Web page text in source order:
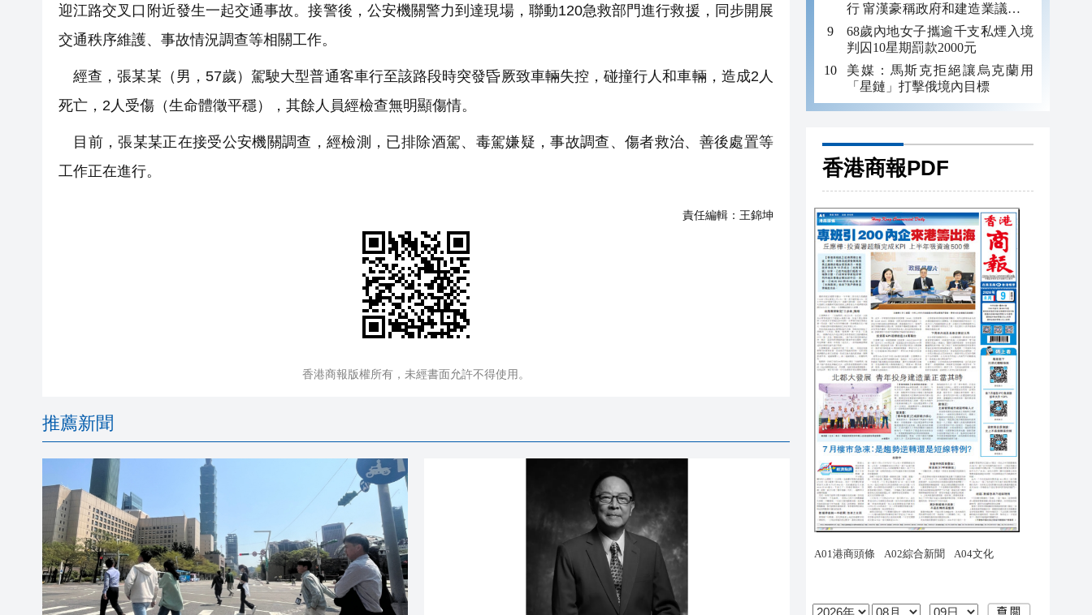
迎江路交叉口附近發生一起交通事故。接警後，公安機關警力到達現場，聯動120急救部門進行救援，同步開展
交通秩序維護、事故情況調查等相關工作。
經查，張某某（男，57歲）駕駛大型普通客車行至該路段時突發昏厥致車輛失控，碰撞行人和車輛，造成2人
死亡，2人受傷（生命體徵平穩），其餘人員經檢查無明顯傷情。
目前，張某某正在接受公安機關調查，經檢測，已排除酒駕、毒駕嫌疑，事故調查、傷者救治、善後處置等
工作正在進行。
責任編輯： 王錦坤
香港商報版權所有，未經書面允許不得使用。
推薦新聞
行 甯漢豪稱政府和建造業議會做
好培訓工作
68歲內地女子攜逾千支私煙入境
判囚10星期罰款2000元
美媒：馬斯克拒絕讓烏克蘭用
「星鏈」打擊俄境內目標
香港商報PDF